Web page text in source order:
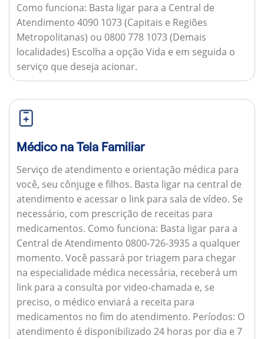
Como funciona: Basta ligar para a Central de
Atendimento 4090 1073 (Capitais e Regiões
Metropolitanas) ou 0800 778 1073 (Demais
localidades) Escolha a opção Vida e em seguida o
serviço que deseja acionar.
Médico na Tela Familiar
Serviço de atendimento e orientação médica para
você, seu cônjuge e filhos. Basta ligar na central de
atendimento e acessar o link para sala de vídeo. Se
necessário, com prescrição de receitas para
medicamentos. Como funciona: Basta ligar para a
Central de Atendimento 0800-726-3935 a qualquer
momento. Você passará por triagem para chegar
na especialidade médica necessária, receberá um
link para a consulta por video-chamada e, se
preciso, o médico enviará a receita para
medicamentos no fim do atendimento. Períodos: O
atendimento é disponibilizado 24 horas por dia e 7